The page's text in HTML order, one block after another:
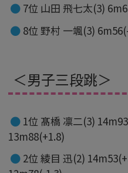
7位 山田 飛七太(3)
8位 野村 一颯(3)
＜男子三段跳＞
1位 髙橋 凛二(3)
13m88(+1.8)
2位 綾目 迅(2)